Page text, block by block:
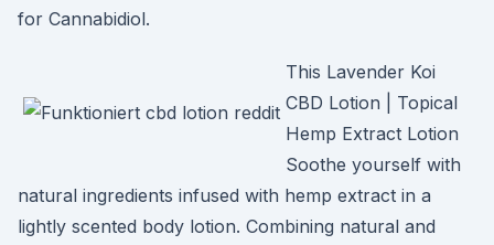
for Cannabidiol.
This Lavender Koi
CBD Lotion | Topical
Hemp Extract Lotion
Soothe yourself with
natural ingredients infused with hemp extract in a
lightly scented body lotion. Combining natural and